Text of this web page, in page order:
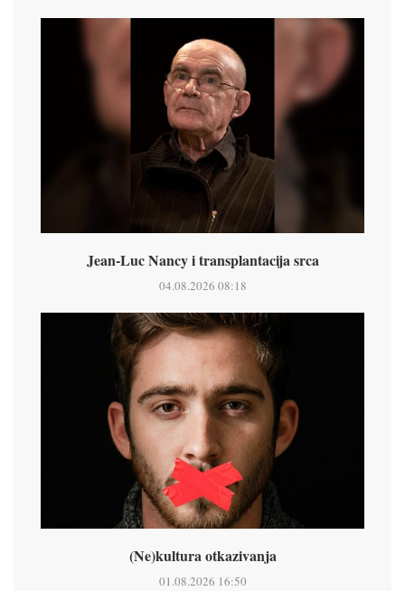
Jean-Luc Nancy i transplantacija srca
04.08.2026 08:18
(Ne)kultura otkazivanja
01.08.2026 16:50